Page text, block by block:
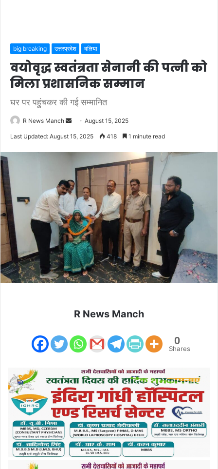
big breaking उत्तरप्रदेश बलिया
वयोवृद्ध स्वतंत्रता सेनानी की पत्नी को
मिला प्रशासनिक सम्मान
घर पर पहुंचकर की गई सम्मानित
R News Manch
SendAugust 15, 2025
Last Updated: August 15, 2025 418 1 minute read
R News Manch
0
Shares